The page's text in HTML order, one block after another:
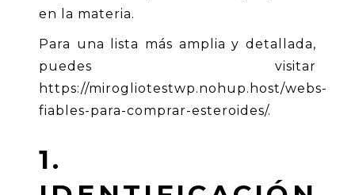
en la materia.
Para una lista más amplia y detallada,
puedes visitar
https://mirogliotestwp.nohup.host/webs-
fiables-para-comprar-esteroides/.
1.